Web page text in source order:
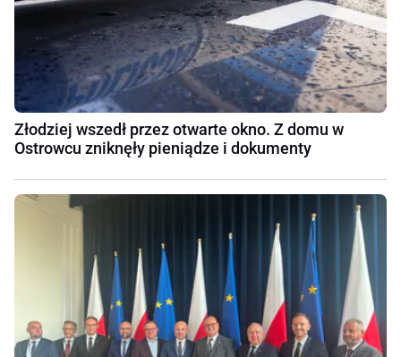
Złodziej wszedł przez otwarte okno. Z domu w
Ostrowcu zniknęły pieniądze i dokumenty